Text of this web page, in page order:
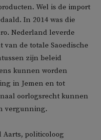
Wel is de import
In 2014 was die
Nederland leverde
van de totale Saoedische
zijn beleid
kunnen worden
in Jemen en tot
oorlogsrecht kunnen
vergunning.
Aarts, politicoloog